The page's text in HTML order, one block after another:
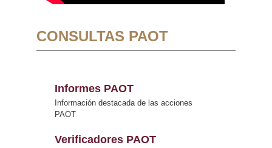
CONSULTAS PAOT
Informes PAOT
Información destacada de las acciones
PAOT
Verificadores PAOT